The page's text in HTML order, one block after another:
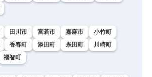
田川市 宮若市 嘉麻市
小竹町
香春町 添田町 糸田町
川崎町
福智町